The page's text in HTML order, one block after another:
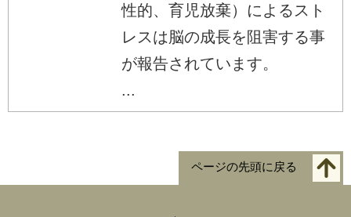
性的、育児放棄）によるスト
レスは脳の成長を阻害する事
が報告されています。
...
ページの先頭に戻る